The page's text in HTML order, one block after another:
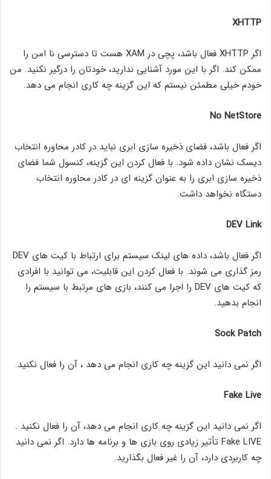
XHTTP
اگر XHTTP فعال باشد، پچی در XAM هست تا دسترسی نا امن را
ممکن کند. اگر با این مورد آشنایی ندارید، خودتان را درگیر نکنید. من
خودم خیلی مطمئن نیستم که این گزینه چه کاری انجام می دهد.
No NetStore
اگر فعال باشد، فضای ذخیره سازی ابری نباید در کادر محاوره انتخاب
دیسک نشان داده شود. با فعال کردن این گزینه، کنسول شما فضای
ذخیره سازی ابری را به عنوان گزینه ای در کادر محاوره انتخاب
دستگاه نخواهد داشت.
DEV Link
اگر فعال باشد، داده‌ های لینک سیستم برای ارتباط با کیت ‌های DEV
رمز گذاری می ‌شوند. با فعال کردن این قابلیت، می ‌توانید با افرادی
که کیت ‌های DEV را اجرا می‌ کنند، بازی ‌های مرتبط با سیستم را
انجام بدهید.
Sock Patch
اگر نمی دانید این گزینه چه کاری انجام می دهد ، آن را فعال نکنید.
Fake Live
اگر نمی دانید این گزینه چه کاری انجام می دهد، آن را فعال نکنید .
Fake LIVE تأثیر زیادی روی بازی ها و برنامه ها دارد. اگر نمی دانید
چه کاربردی دارد، آن را غیر فعال بگذارید.